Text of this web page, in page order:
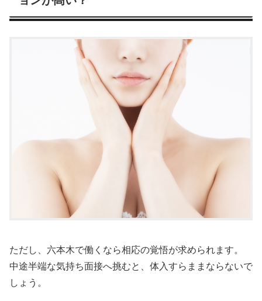
ただし、六本木で働くなら相応の覚悟が求められます。
中途半端な気持ち面接へ挑むと、体入すらままならないで
しょう。